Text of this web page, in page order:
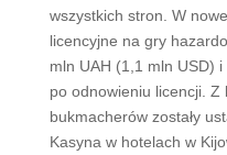
wszystkich stron. W
licencyjne na gry
mln UAH (1,1 mln USD)
po odnowieniu licencji. Z
bukmacherów zostały
Kasyna w hotelach w